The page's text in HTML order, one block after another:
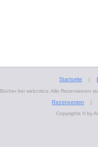
Startseite |
Bücher bei webcritics: Alle Rezensionen
Rezensenten
|
Copyrights © by